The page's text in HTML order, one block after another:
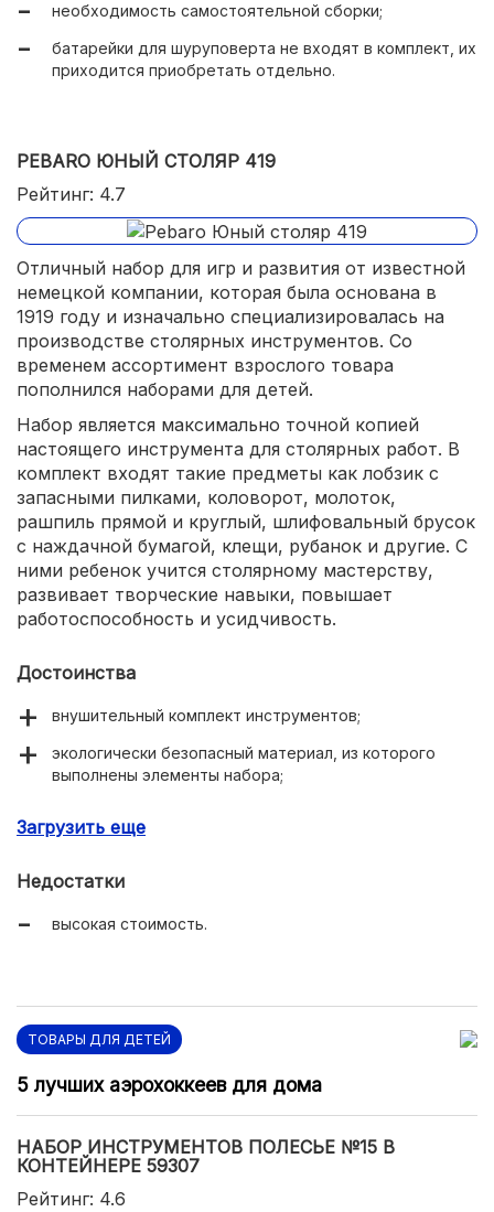
необходимость самостоятельной сборки;
батарейки для шуруповерта не входят в комплект, их
приходится приобретать отдельно.
PEBARO ЮНЫЙ СТОЛЯР 419
Рейтинг: 4.7
Отличный набор для игр и развития от известной
немецкой компании, которая была основана в
1919 году и изначально специализировалась на
производстве столярных инструментов. Со
временем ассортимент взрослого товара
пополнился наборами для детей.
Набор является максимально точной копией
настоящего инструмента для столярных работ. В
комплект входят такие предметы как лобзик с
запасными пилками, коловорот, молоток,
рашпиль прямой и круглый, шлифовальный брусок
с наждачной бумагой, клещи, рубанок и другие. С
ними ребенок учится столярному мастерству,
развивает творческие навыки, повышает
работоспособность и усидчивость.
Достоинства
внушительный комплект инструментов;
экологически безопасный материал, из которого
выполнены элементы набора;
Загрузить еще
Недостатки
высокая стоимость.
ТОВАРЫ ДЛЯ ДЕТЕЙ
5 лучших аэрохоккеев для дома
НАБОР ИНСТРУМЕНТОВ ПОЛЕСЬЕ №15 В
КОНТЕЙНЕРЕ 59307
Рейтинг: 4.6